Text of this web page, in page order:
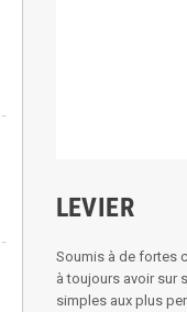
LEVIER
Soumis à de fortes
à toujours avoir sur
simples aux plus